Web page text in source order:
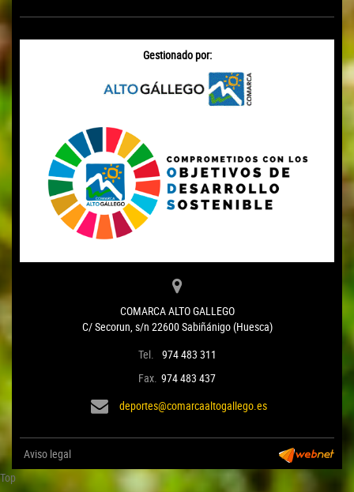
Gestionado por:
COMARCA ALTO GALLEGO
C/ Secorun, s/n 22600 Sabiñánigo (Huesca)
Tel. 974 483 311
Fax. 974 483 437
deportes@comarcaaltogallego.es
Aviso legal
Top